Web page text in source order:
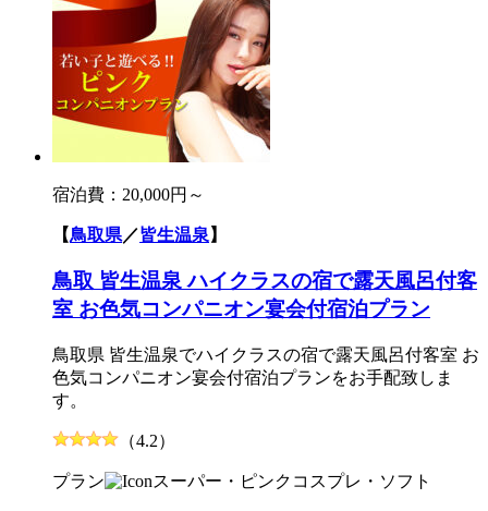
宿泊費： 20,000円～
【鳥取県／皆生温泉 】
鳥取 皆生温泉 ハイクラスの宿で露天風呂付客
室 お色気コンパニオン宴会付宿泊プラン
鳥取県 皆生温泉でハイクラスの宿で露天風呂付客室 お
色気コンパニオン宴会付宿泊プランをお手配致しま
す。
（4.2）
プラン スーパー・ピンク コスプレ・ソフト